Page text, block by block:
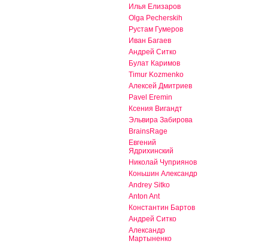
Илья Елизаров
Olga Pecherskih
Рустам Гумеров
Иван Багаев
Андрей Ситко
Булат Каримов
Timur Kozmenko
Алексей Дмитриев
Pavel Eremin
Ксения Вигандт
Эльвира Забирова
BrainsRage
Евгений
Ядрихинский
Николай Чуприянов
Коньшин Александр
Andrey Sitko
Anton Ant
Константин Бартов
Андрей Ситко
Александр
Мартыненко